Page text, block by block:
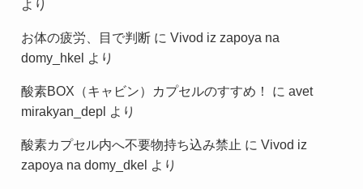
より
お体の疲労、目で判断に Vivod iz zapoya na
domy_hkel より
酸素BOX（キャビン）カプセルのすすめ！ に avet
mirakyan_depl より
酸素カプセル内へ不要物持ち込み禁止 に Vivod iz
zapoya na domy_dkel より